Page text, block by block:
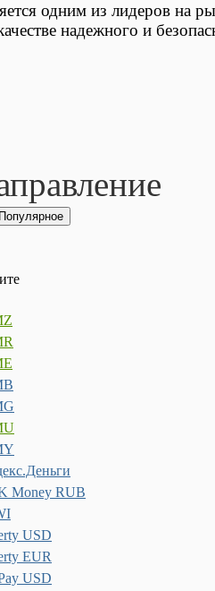
одним из лидеров на
надежного и
Money RUB
USD
EUR
USD